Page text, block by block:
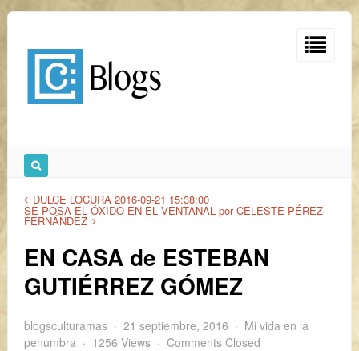
DULCE LOCURA 2016-09-21 15:38:00
SE POSA EL ÓXIDO EN EL VENTANAL por CELESTE PÉREZ
FERNÁNDEZ
EN CASA de ESTEBAN
GUTIÉRREZ GÓMEZ
blogsculturamas 21 septiembre, 2016
Mi vida en la
penumbra
1256 Views Comments Closed